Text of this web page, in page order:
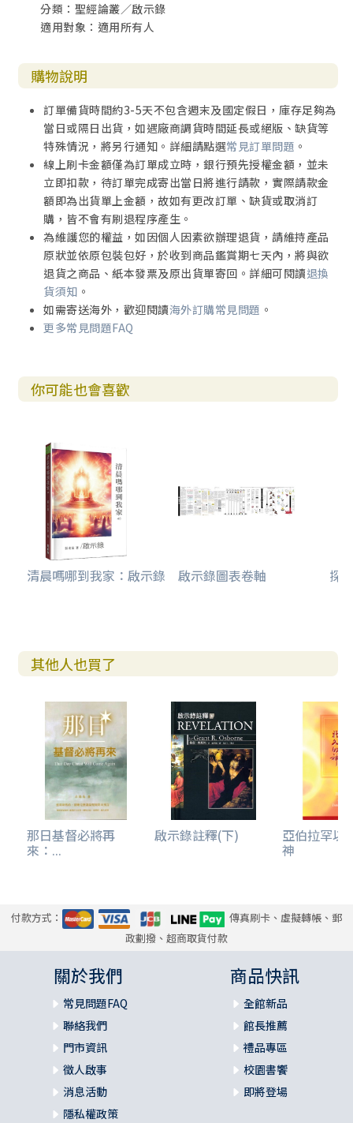
分類：聖經論叢／啟示錄
適用對象：適用所有人
購物說明
訂單備貨時間約3-5天不包含週末及國定假日，庫存足夠為
當日或隔日出貨，如遇廠商調貨時間延長或絕版、缺貨等
特殊情況，將另行通知。詳細請點選常見訂單問題 。
線上刷卡金額僅為訂單成立時，銀行預先授權金額，並未
立即扣款，待訂單完成寄出當日將進行請款，實際請款金
額即為出貨單上金額，故如有更改訂單、缺貨或取消訂
購，皆不會有刷退程序產生。
為維護您的權益，如因個人因素欲辦理退貨，請維持產品
原狀並依原包裝包好，於收到商品鑑賞期七天內，將與欲
退貨之商品、紙本發票及原出貨單寄回。詳細可閱讀退換
貨須知 。
如需寄送海外，歡迎閱讀海外訂購常見問題 。
更多常見問題FAQ
你可能也會喜歡
清晨嗎哪到我家：啟示錄 啟示錄圖表卷軸 探
其他人也買了
那日基督必將再
來：...
啟示錄註釋(下) 亞伯拉罕以
神
付款方式：
傳真刷卡、虛擬轉帳、郵
政劃撥、超商取貨付款
關於我們
常見問題FAQ
聯絡我們
門市資訊
徵人啟事
消息活動
隱私權政策
商品快訊
全館新品
館長推薦
禮品專區
校園書饗
即將登場